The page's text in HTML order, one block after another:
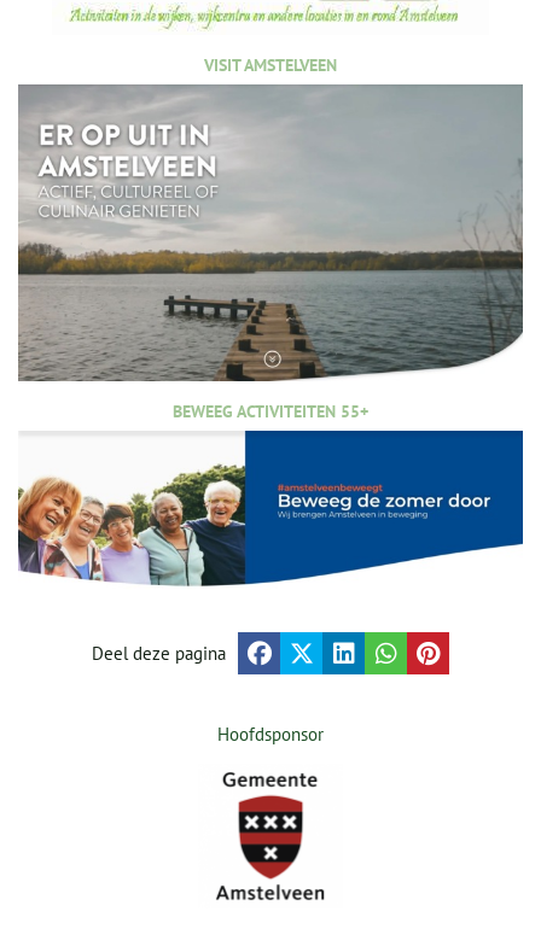
VISIT AMSTELVEEN
BEWEEG ACTIVITEITEN 55+
Deel deze pagina
Hoofdsponsor